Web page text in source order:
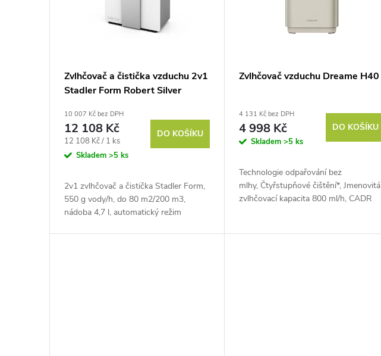
Zvlhčovač a čistička vzduchu 2v1
Stadler Form Robert Silver
10 007 Kč bez DPH
12 108 Kč
Měrná
cena:
12 108 Kč / 1 ks
Skladem >5 ks
DO KOŠÍKU
2v1 zvlhčovač a čistička Stadler Form,
550 g vody/h, do 80 m2/200 m3,
nádoba 4,7 l, automatický režim
Zvlhčovač vzduchu Dreame H40
4 131 Kč bez DPH
4 998 Kč
Skladem>5 ks
DO KOŠÍKU
Technologie odpařování bez
mlhy, Čtyřstupňové čištění*, Jmenovitá
zvlhčovací kapacita 800 ml/h, CADR